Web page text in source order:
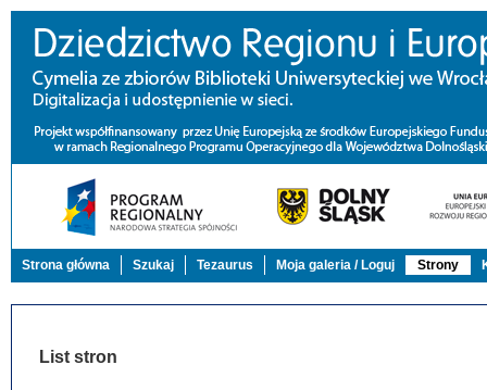
Strona główna Szukaj Tezaurus Moja galeria / Loguj Strony
List stron